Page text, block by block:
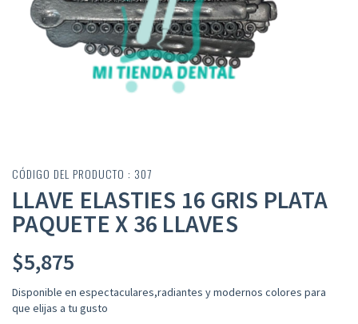
CÓDIGO DEL PRODUCTO : 307
LLAVE ELASTIES 16 GRIS PLATA
PAQUETE X 36 LLAVES
$5,875
Disponible en espectaculares,radiantes y modernos colores para
que elijas a tu gusto